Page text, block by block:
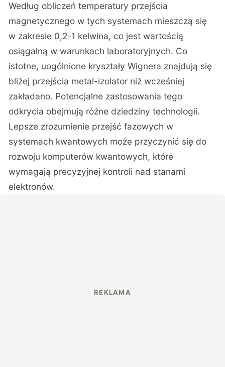
Według obliczeń temperatury przejścia
magnetycznego w tych systemach mieszczą się
w zakresie 0,2-1 kelwina, co jest wartością
osiągalną w warunkach laboratoryjnych. Co
istotne, uogólnione kryształy Wignera znajdują się
bliżej przejścia metal-izolator niż wcześniej
zakładano. Potencjalne zastosowania tego
odkrycia obejmują różne dziedziny technologii.
Lepsze zrozumienie przejść fazowych w
systemach kwantowych może przyczynić się do
rozwoju komputerów kwantowych, które
wymagają precyzyjnej kontroli nad stanami
elektronów.